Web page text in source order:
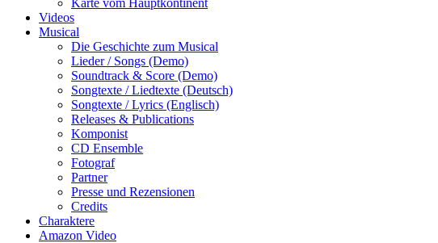
Karte vom Hauptkontinent
Videos
Musical
Die Geschichte zum Musical
Lieder / Songs (Demo)
Soundtrack & Score (Demo)
Songtexte / Liedtexte (Deutsch)
Songtexte / Lyrics (Englisch)
Releases & Publications
Komponist
CD Ensemble
Fotograf
Partner
Presse und Rezensionen
Credits
Charaktere
Amazon Video